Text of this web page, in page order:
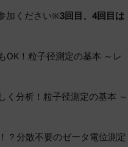
加ください※3回目、4回目は
OK！粒子径測定の基本 ～レ
く分析！粒子径測定の基本 ～
？分散不要のゼータ電位測定